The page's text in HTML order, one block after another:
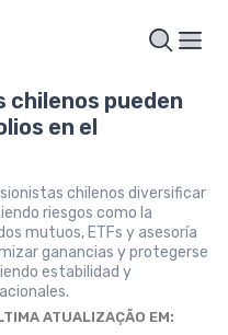
chilenos pueden
en el
chilenos diversificar
riesgos como la
mutuos, ETFs y asesoría
ganancias y protegerse
estabilidad y
ATUALIZAÇÃO EM: